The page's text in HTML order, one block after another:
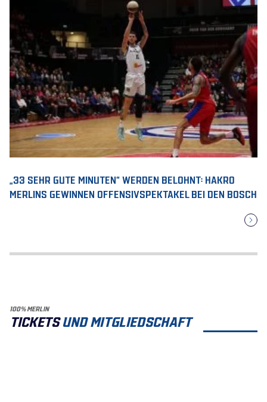
„33 SEHR GUTE MINUTEN“ WERDEN BELOHNT: HAKRO
MERLINS GEWINNEN OFFENSIVSPEKTAKEL BEI DEN BOSCH
100% MERLIN
TICKETSUND MITGLIEDSCHAFT